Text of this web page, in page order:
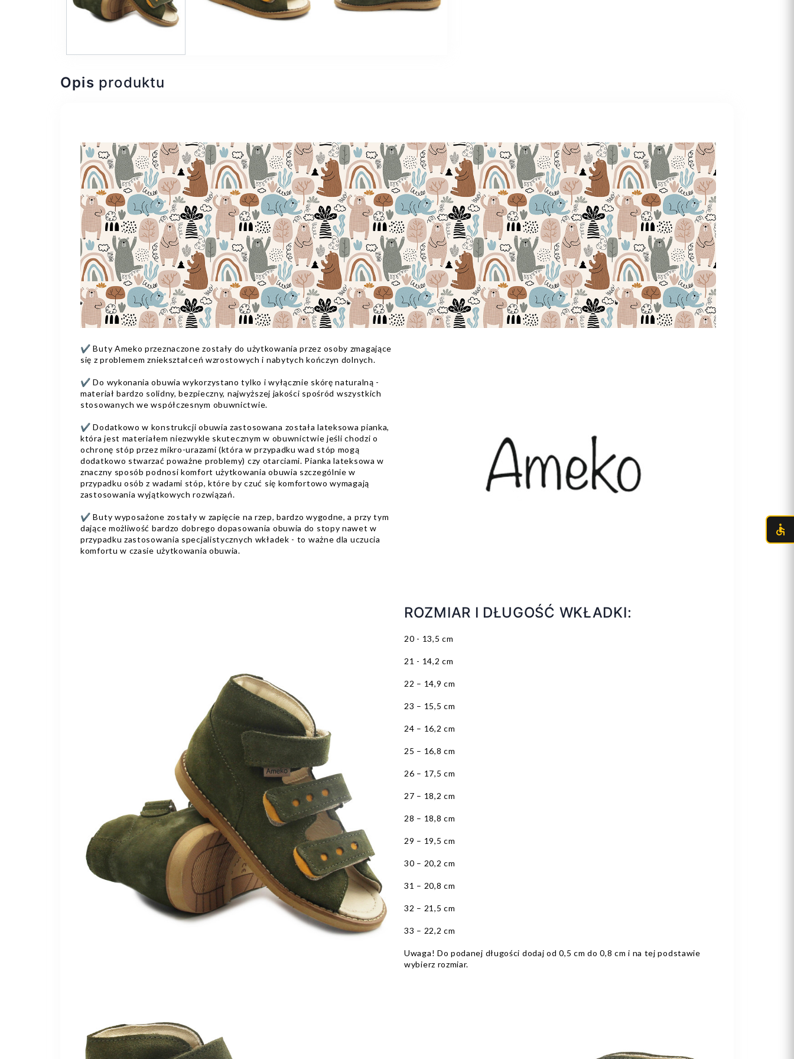
Opis produktu
✔️ Buty Ameko przeznaczone zostały do użytkowania przez osoby zmagające
się z problemem zniekształceń wzrostowych i nabytych kończyn dolnych.
✔️ Do wykonania obuwia wykorzystano tylko i wyłącznie skórę naturalną -
materiał bardzo solidny, bezpieczny, najwyższej jakości spośród wszystkich
stosowanych we współczesnym obuwnictwie.
✔️ Dodatkowo w konstrukcji obuwia zastosowana została lateksowa pianka,
która jest materiałem niezwykle skutecznym w obuwnictwie jeśli chodzi o
ochronę stóp przez mikro-urazami (która w przypadku wad stóp mogą
dodatkowo stwarzać poważne problemy) czy otarciami. Pianka lateksowa w
znaczny sposób podnosi komfort użytkowania obuwia szczególnie w
przypadku osób z wadami stóp, które by czuć się komfortowo wymagają
zastosowania wyjątkowych rozwiązań.
✔️ Buty wyposażone zostały w zapięcie na rzep, bardzo wygodne, a przy tym
dające możliwość bardzo dobrego dopasowania obuwia do stopy nawet w
przypadku zastosowania specjalistycznych wkładek - to ważne dla uczucia
komfortu w czasie użytkowania obuwia.
ROZMIAR I DŁUGOŚĆ WKŁADKI:
20 - 13,5 cm
21 - 14,2 cm
22 – 14,9 cm
23 – 15,5 cm
24 – 16,2 cm
25 – 16,8 cm
26 – 17,5 cm
27 – 18,2 cm
28 – 18,8 cm
29 – 19,5 cm
30 – 20,2 cm
31 – 20,8 cm
32 – 21,5 cm
33 – 22,2 cm
Uwaga! Do podanej długości dodaj od 0,5 cm do 0,8 cm i na tej podstawie
wybierz rozmiar.